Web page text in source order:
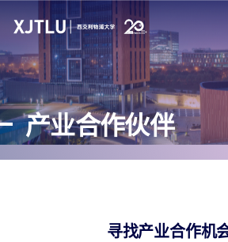
教学
招生
产业合作伙伴
寻找产业合作机